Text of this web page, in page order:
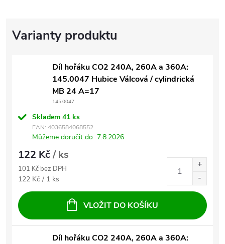
Díl hořáku CO2 240A, 260A a 360A:
145.0047 Hubice Válcová / cylindrická
MB 24 A=17
145.0047
Skladem 41 ks
EAN: 4036584068552
Můžeme doručit do 7.8.2026
122 Kč/ ks
101 Kč bez DPH
Měrná cena:
122 Kč / 1 ks
VLOŽIT DO KOŠÍKU
Díl hořáku CO2 240A, 260A a 360A: